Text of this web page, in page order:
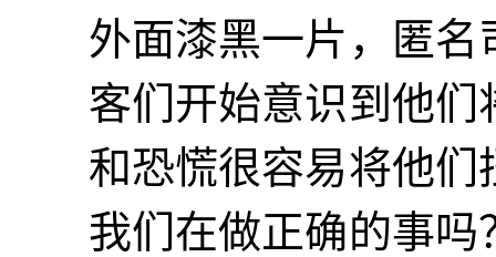
外面漆黑一片，匿
客们开始意识到他
和恐慌很容易将他
我们在做正确的事